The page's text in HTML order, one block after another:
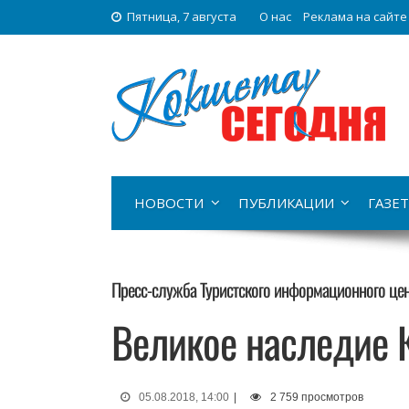
Пятница, 7 августа О нас Реклама на сайте
НОВОСТИ ПУБЛИКАЦИИ
Пресс-служба Туристского информационного
Великое наследие
05.08.2018, 14:00 | 2 759 просмотров